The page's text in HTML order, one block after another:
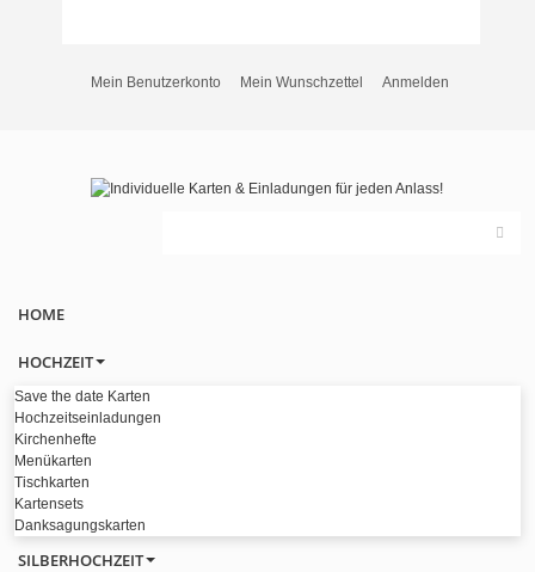
Mein Benutzerkonto Mein Wunschzettel Anmelden
HOME
HOCHZEIT
Save the date Karten
Hochzeitseinladungen
Kirchenhefte
Menükarten
Tischkarten
Kartensets
Danksagungskarten
SILBERHOCHZEIT